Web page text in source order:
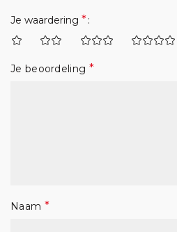
Je waardering *
Je beoordeling *
Naam *